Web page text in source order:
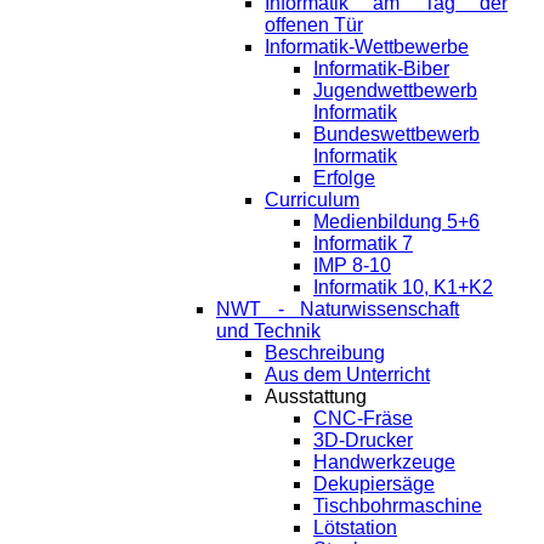
offenen Tür
Informatik-Wettbewerbe
Informatik-Biber
Jugendwettbewerb
Informatik
Bundeswettbewerb
Informatik
Erfolge
Curriculum
Medienbildung 5+6
Informatik 7
IMP 8-10
Informatik 10, K1+K2
NWT - Naturwissenschaft
und Technik
Beschreibung
Aus dem Unterricht
Ausstattung
CNC-Fräse
3D-Drucker
Handwerkzeuge
Dekupiersäge
Tischbohrmaschine
Lötstation